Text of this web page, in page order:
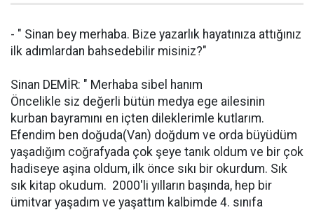
- " Sinan bey merhaba. Bize yazarlık hayatınıza attığınız
ilk adımlardan bahsedebilir misiniz?"
Sinan DEMİR: " Merhaba sibel hanım
Öncelikle siz değerli bütün medya ege ailesinin
kurban bayramını en içten dileklerimle kutlarım.
Efendim ben doğuda(Van) doğdum ve orda büyüdüm
yaşadığım coğrafyada çok şeye tanık oldum ve bir çok
hadiseye aşina oldum, ilk önce sıkı bir okurdum. Sık
sık kitap okudum. 2000'li yılların başında, hep bir
ümitvar yaşadım ve yaşattım kalbimde 4. sınıfa